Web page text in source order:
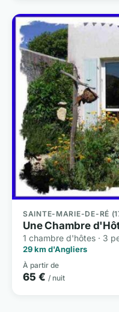
SAINTE-MARIE-DE-RÉ
Une Chambre
1 chambre d'hôtes · 3
29 km d'Angliers
À partir de
65 € / nuit